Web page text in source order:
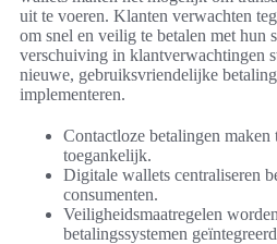
uit te voeren. Klanten verwachten
om snel en veilig te betalen met hun
verschuiving in klantverwachtingen
nieuwe, gebruiksvriendelijke
implementeren.
Contactloze betalingen maken
toegankelijk.
Digitale wallets centraliseren
consumenten.
Veiligheidsmaatregelen
betalingssystemen